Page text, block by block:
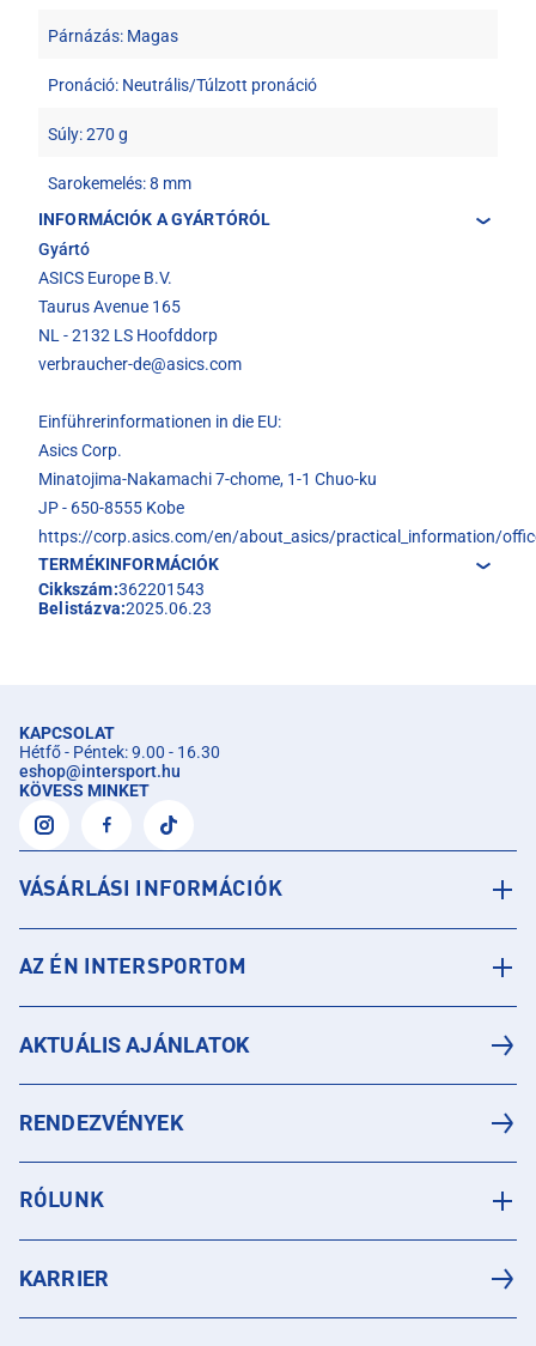
Párnázás: Magas
Pronáció: Neutrális/Túlzott pronáció
Súly: 270 g
Sarokemelés: 8 mm
INFORMÁCIÓK A GYÁRTÓRÓL
Gyártó
ASICS Europe B.V.
Taurus Avenue 165
NL - 2132 LS Hoofddorp
verbraucher-de@asics.com
Einführerinformationen in die EU:
Asics Corp.
Minatojima-Nakamachi 7-chome, 1-1 Chuo-ku
JP - 650-8555 Kobe
https://corp.asics.com/en/about_asics/practical_information/
TERMÉKINFORMÁCIÓK
Cikkszám:362201543
Belistázva:2025.06.23
KAPCSOLAT
Hétfő - Péntek: 9.00 - 16.30
eshop@intersport.hu
KÖVESS MINKET
VÁSÁRLÁSI INFORMÁCIÓK
AZ ÉN INTERSPORTOM
AKTUÁLIS AJÁNLATOK
RENDEZVÉNYEK
RÓLUNK
KARRIER